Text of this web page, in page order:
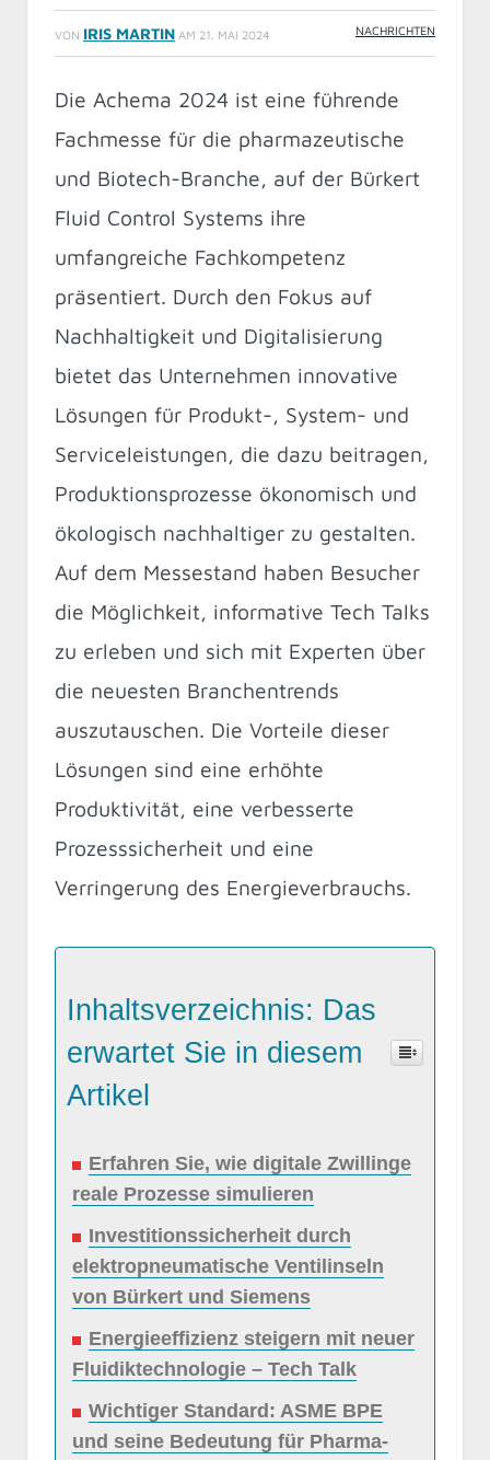
VON IRIS MARTIN AM 21. MAI 2024 NACHRICHTEN
Die Achema 2024 ist eine führende
Fachmesse für die pharmazeutische
und Biotech-Branche, auf der Bürkert
Fluid Control Systems ihre
umfangreiche Fachkompetenz
präsentiert. Durch den Fokus auf
Nachhaltigkeit und Digitalisierung
bietet das Unternehmen innovative
Lösungen für Produkt-, System- und
Serviceleistungen, die dazu beitragen,
Produktionsprozesse ökonomisch und
ökologisch nachhaltiger zu gestalten.
Auf dem Messestand haben Besucher
die Möglichkeit, informative Tech Talks
zu erleben und sich mit Experten über
die neuesten Branchentrends
auszutauschen. Die Vorteile dieser
Lösungen sind eine erhöhte
Produktivität, eine verbesserte
Prozesssicherheit und eine
Verringerung des Energieverbrauchs.
Inhaltsverzeichnis: Das
erwartet Sie in diesem
Artikel
Erfahren Sie, wie digitale Zwillinge
reale Prozesse simulieren
Investitionssicherheit durch
elektropneumatische Ventilinseln
von Bürkert und Siemens
Energieeffizienz steigern mit neuer
Fluidiktechnologie – Tech Talk
Wichtiger Standard: ASME BPE
und seine Bedeutung für Pharma-